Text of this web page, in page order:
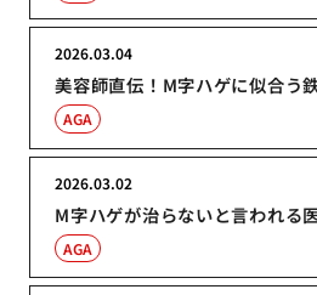
美容師直伝！M字ハゲに似合う
2026.03.04
AGA
M字ハゲが治らないと言われる
2026.03.02
AGA